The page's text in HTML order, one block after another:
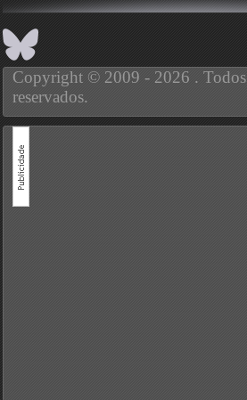
Copyright © 2009 - 2026 .
reservados.